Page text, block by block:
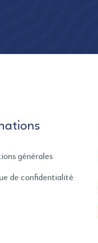
générales
de confidentialité